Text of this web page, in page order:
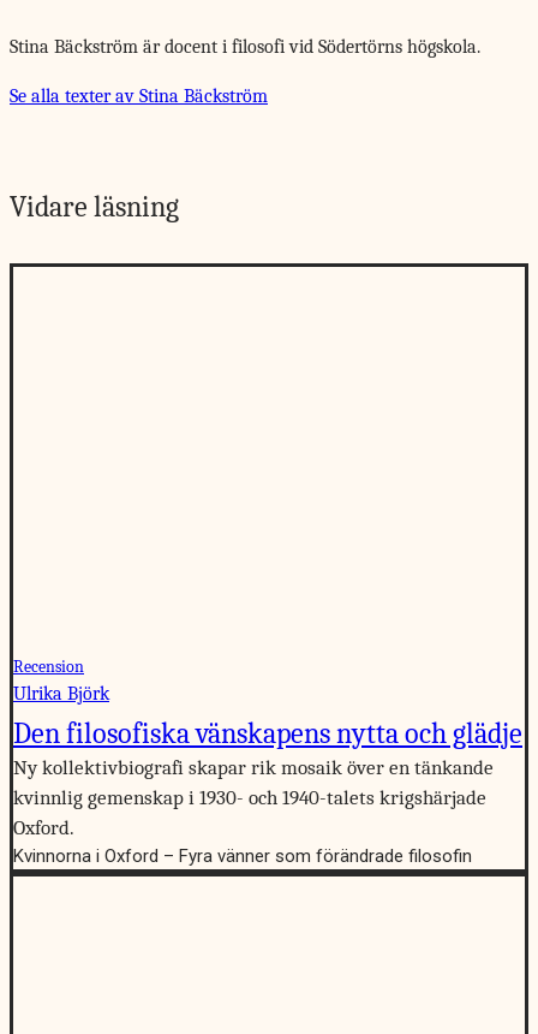
Stina Bäckström är docent i filosofi vid Södertörns högskola.
Se alla texter av Stina Bäckström
Vidare läsning
Recension
Ulrika Björk
Den filosofiska vänskapens nytta och glädje
Ny kollektivbiografi skapar rik mosaik över en tänkande
kvinnlig gemenskap i 1930- och 1940-talets krigshärjade
Oxford.
Kvinnorna i Oxford – Fyra vänner som förändrade filosofin